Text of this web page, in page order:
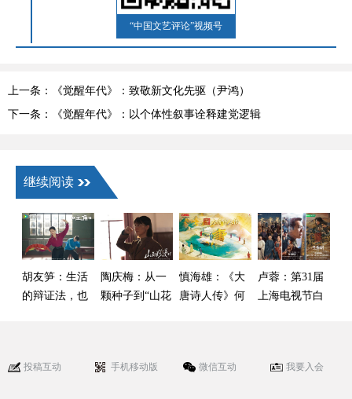
“中国文艺评论”视频号
上一条：《觉醒年代》：致敬新文化先驱（尹鸿）
下一条：《觉醒年代》：以个体性叙事诠释建党逻辑
继续阅读
胡友笋：生活
的辩证法，也
陶庆梅：从一
颗种子到“山花
慎海雄：《大
唐诗人传》何
卢蓉：第31届
上海电视节白
投稿互动 手机移动版 微信互动 我要入会